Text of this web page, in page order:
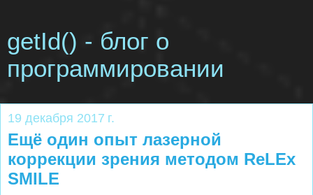
getId() - блог о
программировании
19 декабря 2017 г.
Ещё один опыт лазерной
коррекции зрения методом ReLEx
SMILE